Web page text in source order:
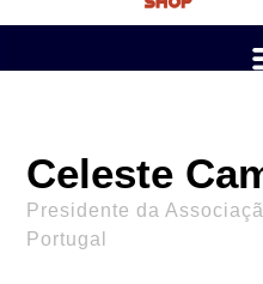
Celeste
Presidente da
Portugal